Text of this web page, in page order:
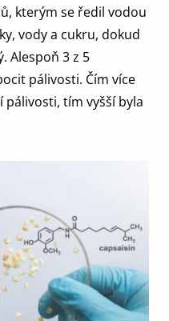
kterým se ředil vodou
vody a cukru, dokud
Alespoň 3 z 5
pálivosti. Čím více
tím vyšší byla